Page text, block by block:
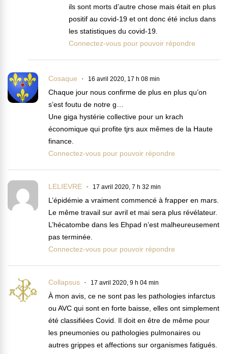
ils sont morts d’autre chose mais était en plus
positif au covid-19 et ont donc été inclus dans
les statistiques du covid-19.
Connectez-vous pour pouvoir répondre
Cosaque 16 avril 2020, 17 h 08 min
Chaque jour nous confirme de plus en plus qu’on
s’est foutu de notre g…
Une giga hystérie collective pour un krach
économique qui profite tjrs aux mêmes de la Haute
finance.
Connectez-vous pour pouvoir répondre
LELIEVRE 17 avril 2020, 7 h 32 min
L’épidémie a vraiment commencé à frapper en mars.
Le même travail sur avril et mai sera plus révélateur.
L’hécatombe dans les Ehpad n’est malheureusement
pas terminée.
Connectez-vous pour pouvoir répondre
Collapsus 17 avril 2020, 9 h 04 min
À mon avis, ce ne sont pas les pathologies infarctus
ou AVC qui sont en forte baisse, elles ont simplement
été classifiées Covid. Il doit en être de même pour
les pneumonies ou pathologies pulmonaires ou
autres grippes et affections sur organismes fatigués.